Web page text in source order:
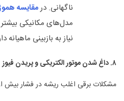
ناگهانی. درمقایسه
مدل‌های مکانیکی
نیاز به بازبینی ماهیانه
۸.داغ شدن موتور الکتریکی و پریدن فیوز
مشکلات برقی اغلب ریشه در فشار بیش